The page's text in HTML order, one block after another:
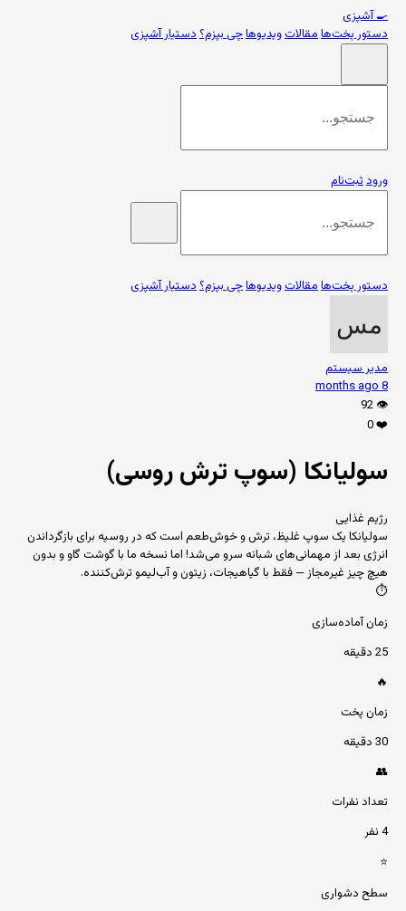
🍳آشپزی
دستور پخت‌هامقالاتویدیوهاچی بپزم؟دستیار آشپزی
ورودثبت‌نام
دستور پخت‌هامقالاتویدیوهاچی بپزم؟دستیار آشپزی
مدیر سیستم
8 months ago
👁️
92
❤️
0
سولیانکا (سوپ ترش روسی)
رژیم غذایی
سولیانکا یک سوپ غلیظ، ترش و خوش‌طعم است که در روسیه برای بازگرداندن
انرژی بعد از مهمانی‌های شبانه سرو می‌شد! اما نسخه ما با گوشت گاو و بدون
هیچ چیز غیرمجاز — فقط با گیاهیجات، زیتون و آب‌لیمو ترش‌کننده.
⏱️
زمان آماده‌سازی
25 دقیقه
🔥
زمان پخت
30 دقیقه
👥
تعداد نفرات
4 نفر
⭐
سطح دشواری